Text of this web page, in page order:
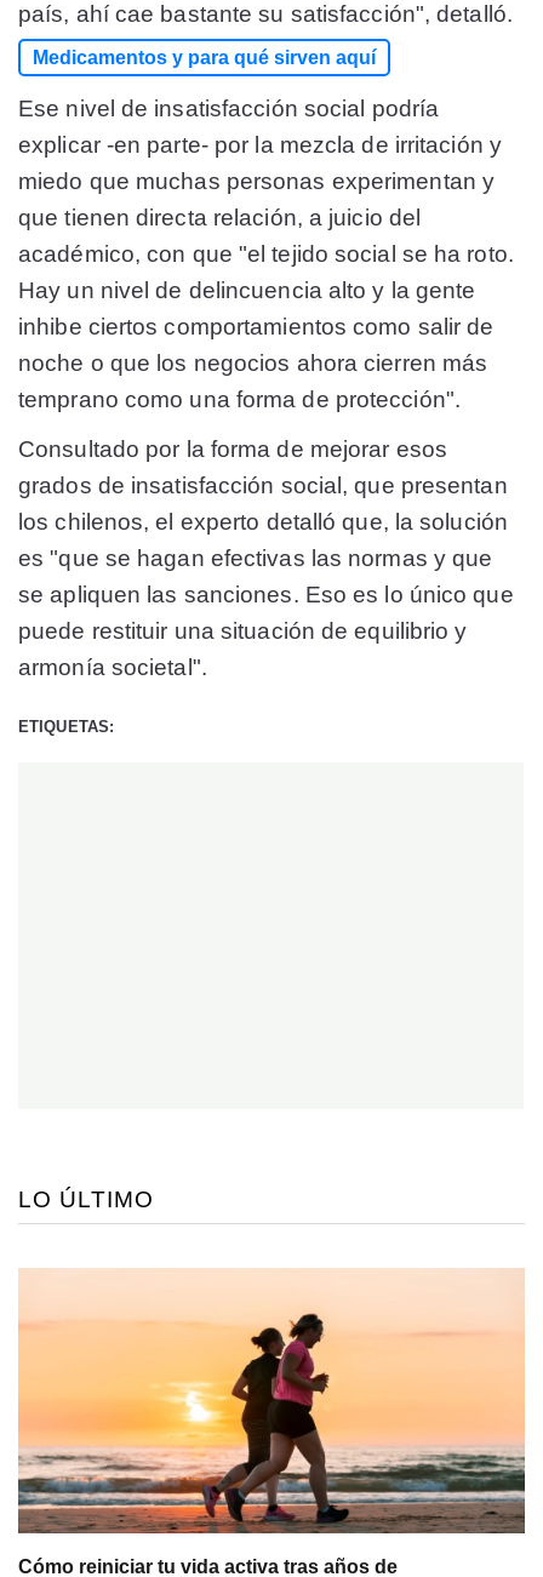
país, ahí cae bastante su satisfacción", detalló.
Medicamentos y para qué sirven aquí
Ese nivel de insatisfacción social podría
explicar -en parte- por la mezcla de irritación y
miedo que muchas personas experimentan y
que tienen directa relación, a juicio del
académico, con que "el tejido social se ha roto.
Hay un nivel de delincuencia alto y la gente
inhibe ciertos comportamientos como salir de
noche o que los negocios ahora cierren más
temprano como una forma de protección".
Consultado por la forma de mejorar esos
grados de insatisfacción social, que presentan
los chilenos, el experto detalló que, la solución
es "que se hagan efectivas las normas y que
se apliquen las sanciones. Eso es lo único que
puede restituir una situación de equilibrio y
armonía societal".
ETIQUETAS:
LO ÚLTIMO
Cómo reiniciar tu vida activa tras años de